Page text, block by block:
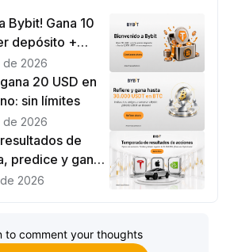
Bybit! Gana 10
depósito +
en
de 2026
20 USD en
sin límites
de 2026
de
predice y gana
2026
to comment your thoughts